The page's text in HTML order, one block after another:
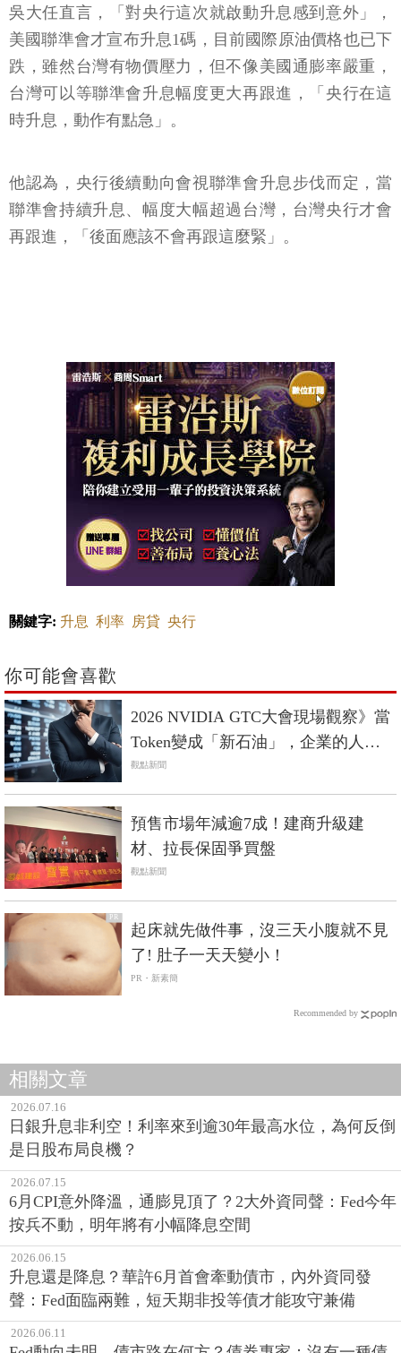
吳大任直言，「對央行這次就啟動升息感到意外」，
美國聯準會才宣布升息1碼，目前國際原油價格也已下
跌，雖然台灣有物價壓力，但不像美國通膨率嚴重，
他認為，央行後續動向會視聯準會升息步伐而定，當
關鍵字: 升息 利率
你可能會喜歡
2026 NVIDIA GTC大會現場觀察》當
預售市場年減逾7成！建商升級建
起床就先做件事，沒三天小腹就不見
相關文章
2026.07.16
日銀升息非利空！利率來到逾30年最高水位，為何反倒
是日股布局良機？
2026.07.15
6月CPI意外降溫，通膨見頂了？2大外資同聲：Fed今年
按兵不動，明年將有小幅降息空間
2026.06.15
升息還是降息？華許6月首會牽動債市，內外資同發
聲：Fed面臨兩難，短天期非投等債才能攻守兼備